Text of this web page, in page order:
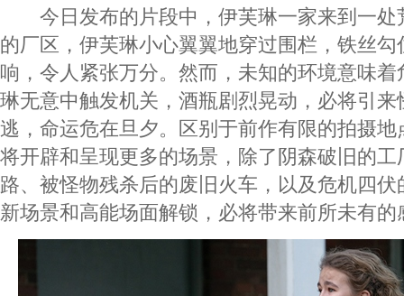
今日发布的片段中，伊芙琳一家来到一处
的厂区，伊芙琳小心翼翼地穿过围栏，铁丝
响，令人紧张万分。然而，未知的环境意味
琳无意中触发机关，酒瓶剧烈晃动，必将引
逃，命运危在旦夕。区别于前作有限的拍摄地
将开辟和呈现更多的场景，除了阴森破旧的
路、被怪物残杀后的废旧火车，以及危机四
新场景和高能场面解锁，必将带来前所未有的